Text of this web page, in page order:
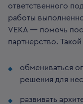
ответственного
работы
VEKA — помочь
партнерство.
обмениваться
решения для
развивать